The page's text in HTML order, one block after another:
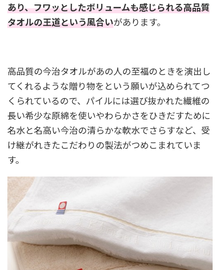
あり、フワッとしたボリュームも感じられる高品質
タオルの王道という風合いがあります。
高品質の今治タオルがあの人の至福のときを演出し
てくれるような贈り物をという願いが込められてつ
くられているので、パイルには選び抜かれた繊維の
長い希少な原綿を使いやわらかさをひきだすために
名水と名高い今治の清らかな軟水でさらすなど、受
け継がれきたこだわりの製法がつめこまれていま
す。